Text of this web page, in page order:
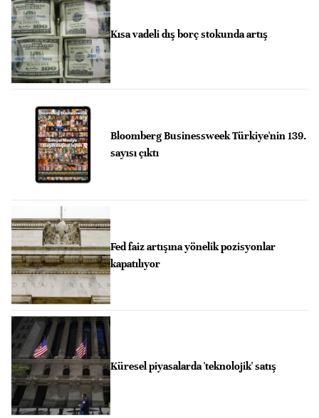
Kısa vadeli dış borç stokunda artış
Bloomberg Businessweek Türkiye'nin 139.
sayısı çıktı
Fed faiz artışına yönelik pozisyonlar
kapatılıyor
Küresel piyasalarda 'teknolojik' satış